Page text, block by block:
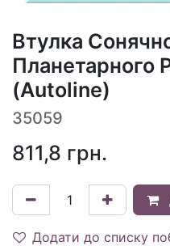
Втулка
Планетарного
(Autoline)
35059
811,8 грн.
Додати до списку